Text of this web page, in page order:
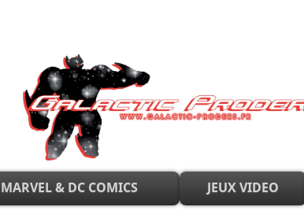
MARVEL & DC COMICS JEUX VIDEO